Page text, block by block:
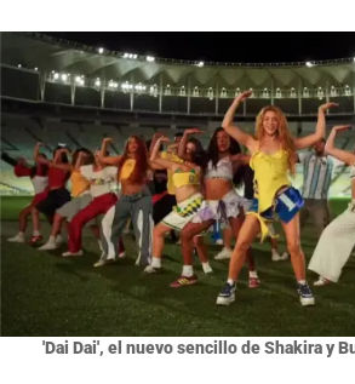
'Dai Dai', el nuevo sencillo de Shakira y